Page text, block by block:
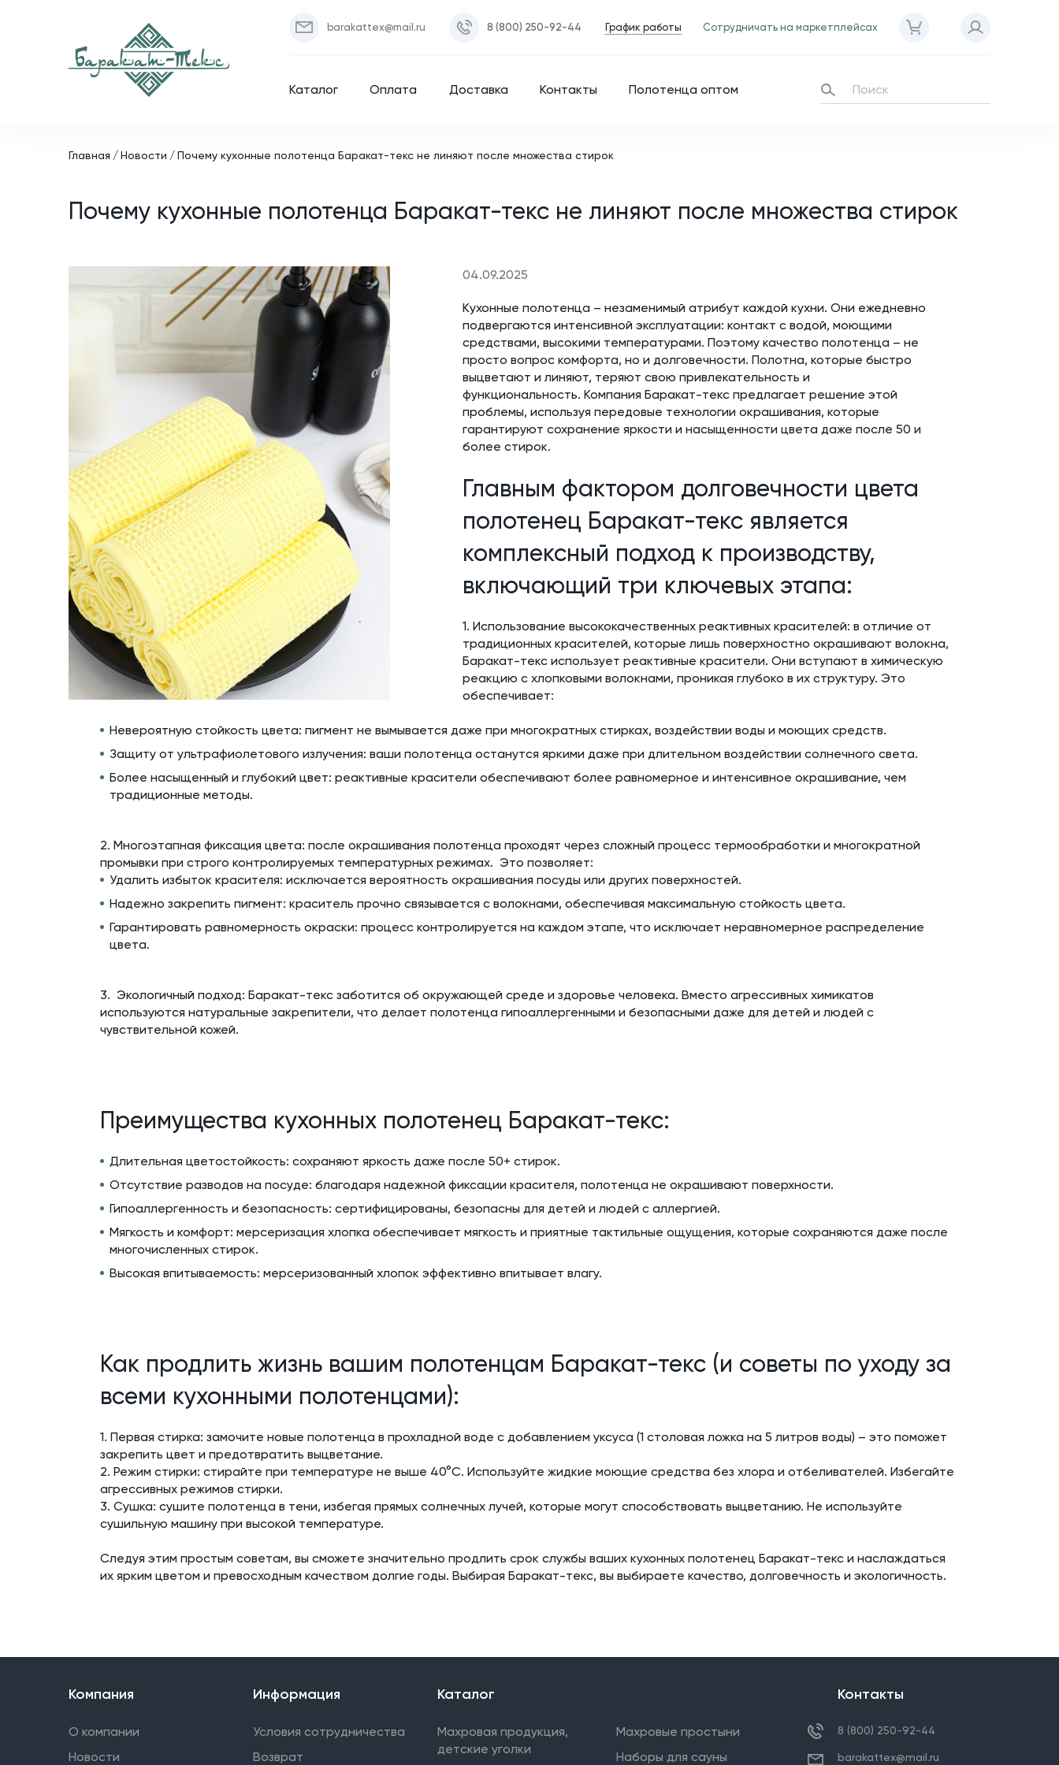
barakattex@mail.ru 8 (800) 250-92-44 График работы Сотрудничать на маркетплейсах
Каталог Оплата Доставка Контакты Полотенца оптом
Главная Новости Почему кухонные полотенца Баракат-текс не линяют после множества стирок
Почему кухонные полотенца Баракат-текс не линяют после множества стирок
04.09.2025
Кухонные полотенца – незаменимый атрибут каждой кухни. Они ежедневно
подвергаются интенсивной эксплуатации: контакт с водой, моющими
средствами, высокими температурами. Поэтому качество полотенца – не
просто вопрос комфорта, но и долговечности. Полотна, которые быстро
выцветают и линяют, теряют свою привлекательность и
функциональность. Компания Баракат-текс предлагает решение этой
проблемы, используя передовые технологии окрашивания, которые
гарантируют сохранение яркости и насыщенности цвета даже после 50 и
более стирок.
Главным фактором долговечности цвета
полотенец Баракат-текс является
комплексный подход к производству,
включающий три ключевых этапа:
1. Использование высококачественных реактивных красителей: в отличие от
традиционных красителей, которые лишь поверхностно окрашивают волокна,
Баракат-текс использует реактивные красители. Они вступают в химическую
реакцию с хлопковыми волокнами, проникая глубоко в их структуру. Это
обеспечивает:
Невероятную стойкость цвета: пигмент не вымывается даже при многократных стирках, воздействии воды и моющих средств.
Защиту от ультрафиолетового излучения: ваши полотенца останутся яркими даже при длительном воздействии солнечного света.
Более насыщенный и глубокий цвет: реактивные красители обеспечивают более равномерное и интенсивное окрашивание, чем
традиционные методы.
2. Многоэтапная фиксация цвета: после окрашивания полотенца проходят через сложный процесс термообработки и многократной
промывки при строго контролируемых температурных режимах. Это позволяет:
Удалить избыток красителя: исключается вероятность окрашивания посуды или других поверхностей.
Надежно закрепить пигмент: краситель прочно связывается с волокнами, обеспечивая максимальную стойкость цвета.
Гарантировать равномерность окраски: процесс контролируется на каждом этапе, что исключает неравномерное распределение
цвета.
3. Экологичный подход: Баракат-текс заботится об окружающей среде и здоровье человека. Вместо агрессивных химикатов
используются натуральные закрепители, что делает полотенца гипоаллергенными и безопасными даже для детей и людей с
чувствительной кожей.
Преимущества кухонных полотенец Баракат-текс:
Длительная цветостойкость: сохраняют яркость даже после 50+ стирок.
Отсутствие разводов на посуде: благодаря надежной фиксации красителя, полотенца не окрашивают поверхности.
Гипоаллергенность и безопасность: сертифицированы, безопасны для детей и людей с аллергией.
Мягкость и комфорт: мерсеризация хлопка обеспечивает мягкость и приятные тактильные ощущения, которые сохраняются даже после
многочисленных стирок.
Высокая впитываемость: мерсеризованный хлопок эффективно впитывает влагу.
Как продлить жизнь вашим полотенцам Баракат-текс (и советы по уходу за
всеми кухонными полотенцами):
1. Первая стирка: замочите новые полотенца в прохладной воде с добавлением уксуса (1 столовая ложка на 5 литров воды) – это поможет
закрепить цвет и предотвратить выцветание.
2. Режим стирки: стирайте при температуре не выше 40°C. Используйте жидкие моющие средства без хлора и отбеливателей. Избегайте
агрессивных режимов стирки.
3. Сушка: сушите полотенца в тени, избегая прямых солнечных лучей, которые могут способствовать выцветанию. Не используйте
сушильную машину при высокой температуре.
Следуя этим простым советам, вы сможете значительно продлить срок службы ваших кухонных полотенец Баракат-текс и наслаждаться
их ярким цветом и превосходным качеством долгие годы. Выбирая Баракат-текс, вы выбираете качество, долговечность и экологичность.
Компания
О компании
Новости
Информация
Условия сотрудничества
Возврат
Каталог
Махровая продукция,
детские уголки
Махровые простыни
Наборы для сауны
Контакты
8 (800) 250-92-44
barakattex@mail.ru